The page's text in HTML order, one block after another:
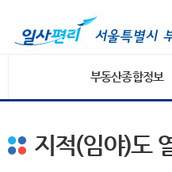
부동산종합정보
지적(임야)도